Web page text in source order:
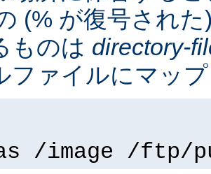
(% が復号され
ものは directory-
ファイルにマッ
/image /ftp/